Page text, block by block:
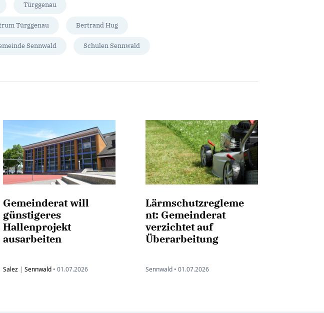
Türggenau
Türggenau Bertrand Hug
Sennwald Schulen Sennwald
Gemeinderat will
günstigeres
Hallenprojekt
ausarbeiten
Salez | Sennwald • 01.07.2026
Lärmschutzregleme
nt: Gemeinderat
verzichtet auf
Überarbeitung
Sennwald • 01.07.2026